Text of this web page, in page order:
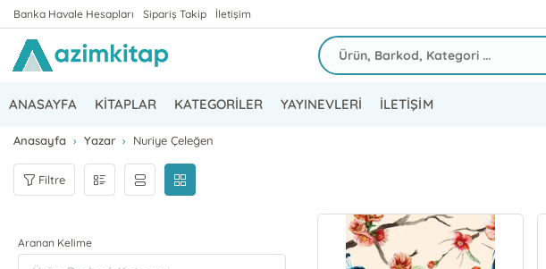
Banka Havale Hesapları Sipariş Takip İletişim
ANASAYFA KİTAPLAR KATEGORİLER YAYINEVLERİ İLETİŞİM
Anasayfa Yazar Nuriye Çeleğen
Filtre
Aranan Kelime